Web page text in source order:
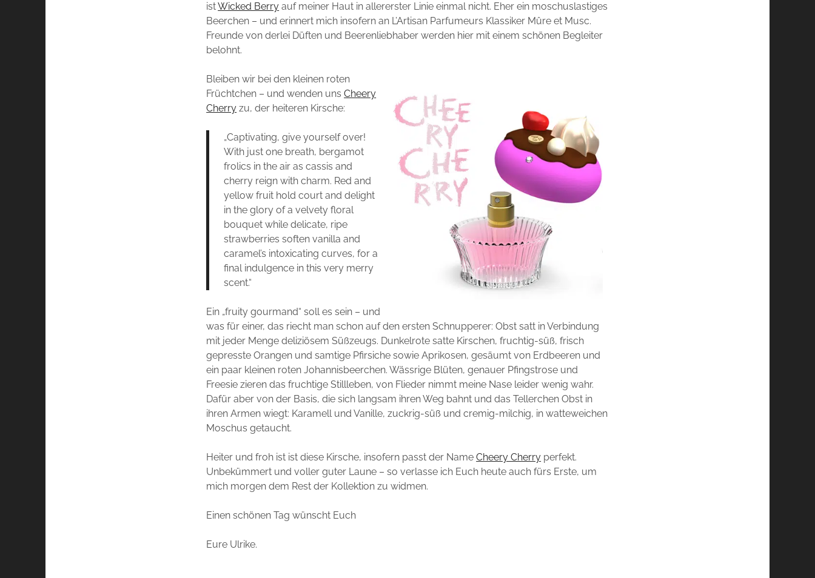
istWicked Berry auf meiner Haut in allererster Linie einmal nicht. Eher ein moschuslastiges
Beerchen – und erinnert mich insofern an L’Artisan Parfumeurs Klassiker Mûre et Musc.
Freunde von derlei Düften und Beerenliebhaber werden hier mit einem schönen Begleiter
belohnt.
Bleiben wir bei den kleinen roten
Früchtchen – und wenden unsCheery
Cherry zu, der heiteren Kirsche:
„Captivating, give yourself over!
With just one breath, bergamot
frolics in the air as cassis and
cherry reign with charm. Red and
yellow fruit hold court and delight
in the glory of a velvety floral
bouquet while delicate, ripe
strawberries soften vanilla and
caramel’s intoxicating curves, for a
final indulgence in this very merry
scent.“
Ein „fruity gourmand“ soll es sein – und
was für einer, das riecht man schon auf den ersten Schnupperer: Obst satt in Verbindung
mit jeder Menge deliziösem Süßzeugs. Dunkelrote satte Kirschen, fruchtig-süß, frisch
gepresste Orangen und samtige Pfirsiche sowie Aprikosen, gesäumt von Erdbeeren und
ein paar kleinen roten Johannisbeerchen. Wässrige Blüten, genauer Pfingstrose und
Freesie zieren das fruchtige Stillleben, von Flieder nimmt meine Nase leider wenig wahr.
Dafür aber von der Basis, die sich langsam ihren Weg bahnt und das Tellerchen Obst in
ihren Armen wiegt: Karamell und Vanille, zuckrig-süß und cremig-milchig, in watteweichen
Moschus getaucht.
Heiter und froh ist ist diese Kirsche, insofern passt der NameCheery Cherry perfekt.
Unbekümmert und voller guter Laune – so verlasse ich Euch heute auch fürs Erste, um
mich morgen dem Rest der Kollektion zu widmen.
Einen schönen Tag wünscht Euch
Eure Ulrike.